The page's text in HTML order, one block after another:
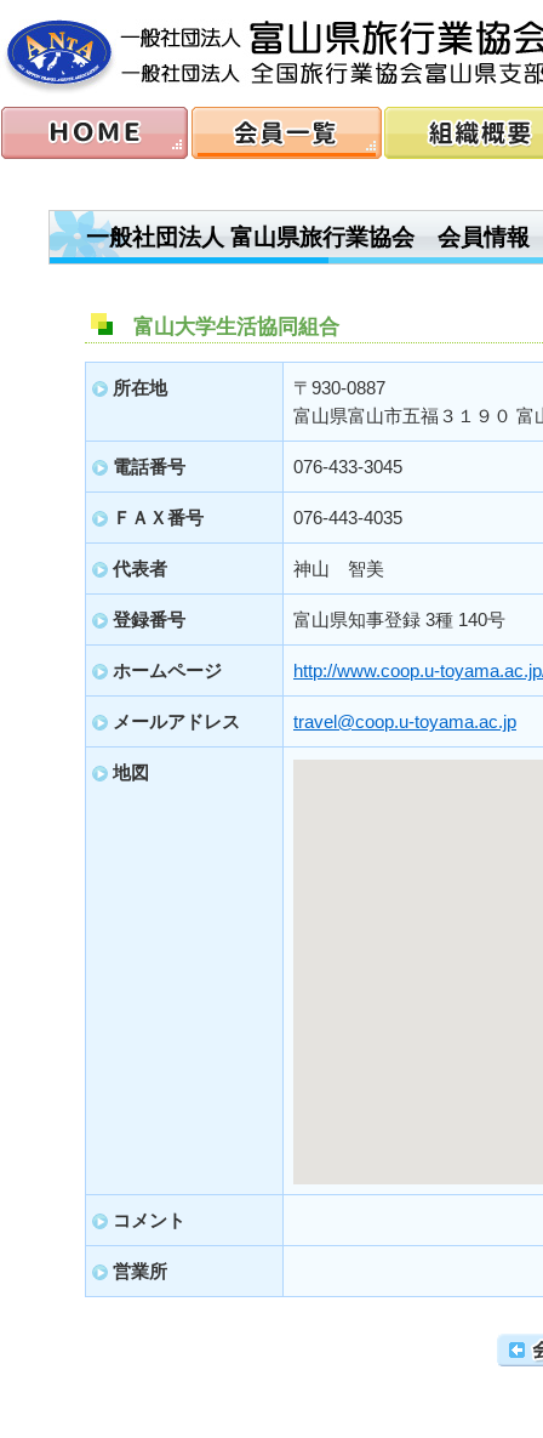
一般社団法人 富山県旅行業協会 会員情報
富山大学生活協同組合
所在地
〒930-0887
富山県富山市五福３１９０ 富
電話番号 076-433-3045
ＦＡＸ番号 076-443-4035
代表者 神山 智美
登録番号 富山県知事登録 3種 140号
ホームページ http://www.coop.u-
メールアドレス travel@coop.u-toyama.ac.jp
地図
コメント
営業所